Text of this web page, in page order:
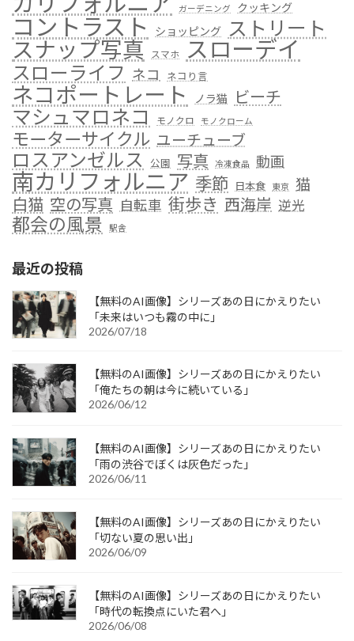
ガーデニング クッキング
コントラスト ショッピング ストリート
スナップ写真 スマホ スローデイ
スローライフ ネコ ネコり言
ネコポートレート ノラ猫 ビーチ
マシュマロネコ モノクロ モノクローム
モーターサイクル ユーチューブ
ロスアンゼルス 公園 写真 冷凍食品 動画
南カリフォルニア 季節 日本食 東京 猫
白猫 空の写真 自転車 街歩き 西海岸 逆光
都会の風景 駅舎
最近の投稿
【無料のAI画像】シリーズあの日にかえりたい
「未来はいつも霧の中に」
2026/07/18
【無料のAI画像】シリーズあの日にかえりたい
「俺たちの朝は今に続いている」
2026/06/12
【無料のAI画像】シリーズあの日にかえりたい
「雨の渋谷でぼくは灰色だった」
2026/06/11
【無料のAI画像】シリーズあの日にかえりたい
「切ない夏の思い出」
2026/06/09
【無料のAI画像】シリーズあの日にかえりたい
「時代の転換点にいた君へ」
2026/06/08